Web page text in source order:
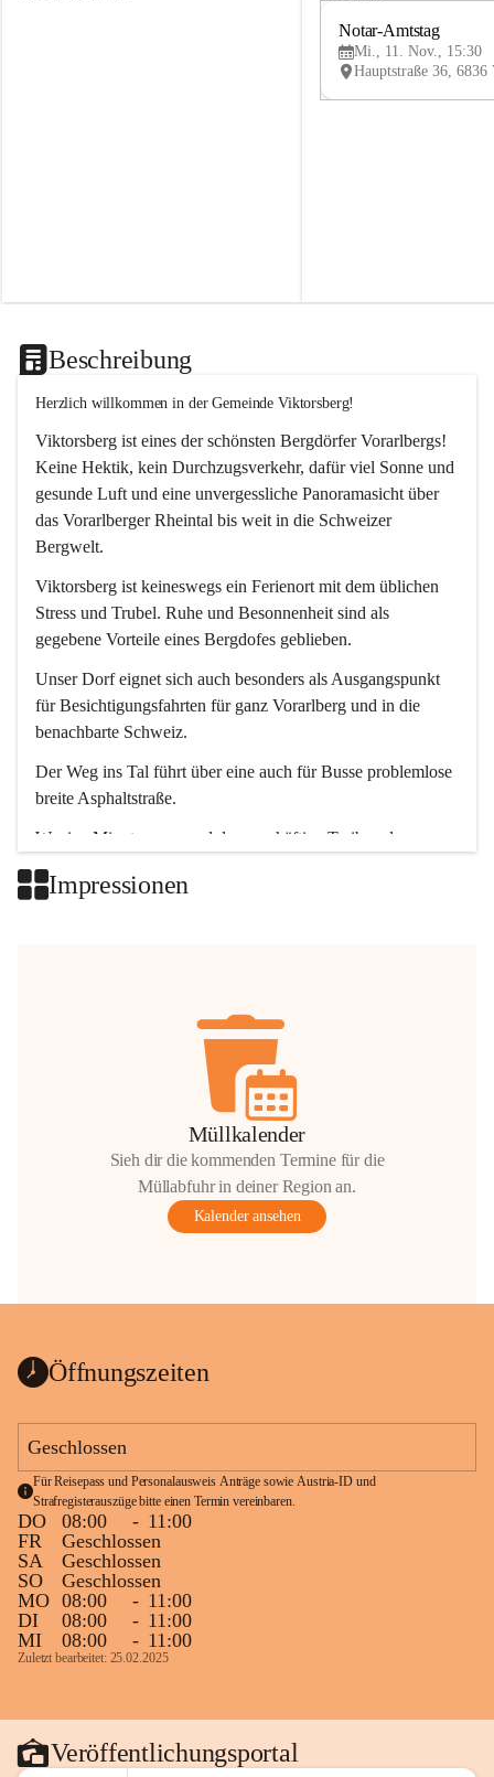
Notar-Amtstag
Mi., 11. Nov., 15:30
Beschreibung
Herzlich willkommen in der Gemeinde Viktorsberg!
Viktorsberg ist eines der schönsten Bergdörfer Vorarlbergs!
Keine Hektik, kein Durchzugsverkehr, dafür viel Sonne und
gesunde Luft und eine unvergessliche Panoramasicht über
das Vorarlberger Rheintal bis weit in die Schweizer
Bergwelt.
Viktorsberg ist keineswegs ein Ferienort mit dem üblichen
Stress und Trubel. Ruhe und Besonnenheit sind als
gegebene Vorteile eines Bergdofes geblieben.
Unser Dorf eignet sich auch besonders als Ausgangspunkt
für Besichtigungsfahrten für ganz Vorarlberg und in die
benachbarte Schweiz.
Der Weg ins Tal führt über eine auch für Busse problemlose
breite Asphaltstraße.
Wenige Minuten nur, und das geschäftige Treiben der
Impressionen
Müllkalender
Sieh dir die kommenden Termine für die
Müllabfuhr in deiner Region an.
Kalender ansehen
Öffnungszeiten
Geschlossen
Für Reisepass und Personalausweis Anträge sowie Austria-ID und
Strafregisterauszüge bitte einen Termin vereinbaren.
DO 08:00 - 11:00
FR
Geschlossen
SA
Geschlossen
SO
Geschlossen
MO 08:00 - 11:00
DI
08:00 - 11:00
MI
08:00 - 11:00
Zuletzt bearbeitet: 25.02.2025
Veröffentlichungsportal